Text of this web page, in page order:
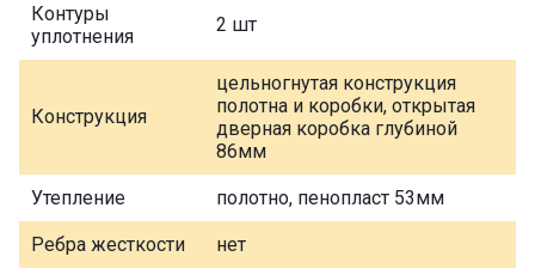
Контуры
уплотнения
2 шт
Конструкция
цельногнутая конструкция
полотна и коробки, открытая
дверная коробка глубиной
86мм
Утепление полотно, пенопласт 53мм
Ребра жесткости нет